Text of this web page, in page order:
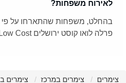
לאירוח משפחות?
בהחלט, משפחות שהתארחו על פי
פרלה לואו קוסט ירושלים Perla Low Cost.
צימרים צימרים במרכז צימרים